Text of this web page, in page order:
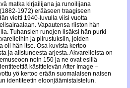
matka kirjailijana ja runoilijana
1972) erääseen traagiseen
vietti 1940-luvulla viisi vuotta
Vapautensa riiston hän
Tuhansien runojen lisäksi hän purki
ja piirustuksiin, joiden
oli hän itse. Osa kuvista kertoo
ja alistuneesta arjesta. Akvarelleista on
noin 150 ja ne ovat esillä
käsittelevän After Image –
yö kertoo erään suomalaisen naisen
identiteetin eloonjäämistaistelun.